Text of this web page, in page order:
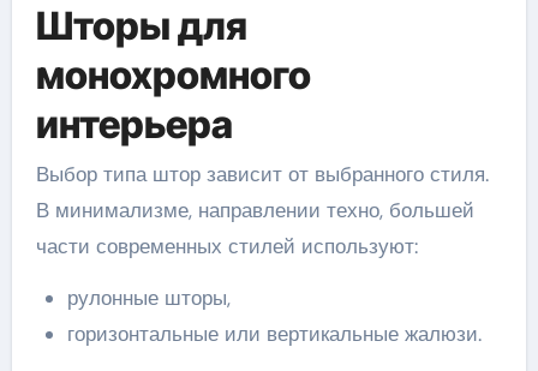
Шторы для
монохромного
интерьера
Выбор типа штор зависит от выбранного стиля.
В минимализме, направлении техно, большей
части современных стилей используют:
рулонные шторы,
горизонтальные или вертикальные жалюзи.